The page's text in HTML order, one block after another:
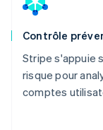
Contrôle
Stripe s'appuie
risque pour
comptes